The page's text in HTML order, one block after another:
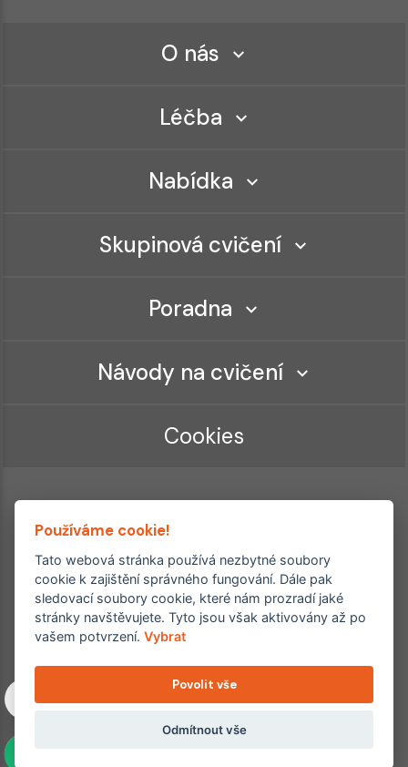
O nás
Léčba
Nabídka
Skupinová cvičení
Poradna
Návody na cvičení
Cookies
Ordinace roku
Rehabilitační ordinace
2. místo – 2017/2019
Copyright © 2011–2026 FYZIOklinika s.r.o.
Machkova 1642/2, Praha 4, Jižní Město – Chodov
Všechna práva vyhrazena. Jakékoliv užití obsahu či jeho částí
Používáme cookie!
Tato webová stránka používá nezbytné soubory
cookie k zajištění správného fungování. Dále pak
sledovací soubory cookie, které nám prozradí jaké
stránky navštěvujete. Tyto jsou však aktivovány až po
vašem potvrzení.Vybrat
Povolit vše
Odmítnout vše